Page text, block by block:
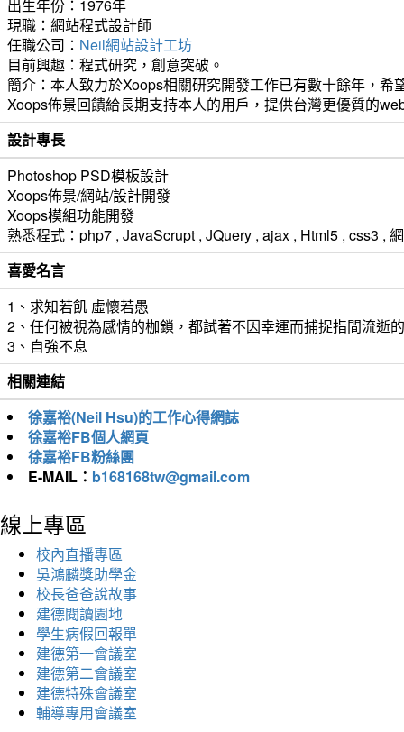
出生年份：1976年
現職：網站程式設計師
任職公司： Neil網站設計工坊
目前興趣：程式研究，創意突破。
簡介：本人致力於Xoops相關研究開發工作已有數十餘年，
Xoops佈景回饋給長期支持本人的用戶，提供台灣更優質的
設計專長
Photoshop PSD模板設計
Xoops佈景/網站/設計開發
Xoops模組功能開發
熟悉程式：php7 , JavaScrupt , JQuery , ajax , Html5 , css3 ,
喜愛名言
1、求知若飢 虛懷若愚
2、任何被視為感情的枷鎖，都試著不因幸運而捕捉指間流逝
3、自強不息
相關連結
徐嘉裕(Neil Hsu)的工作心得網誌
徐嘉裕FB個人網頁
徐嘉裕FB粉絲團
E-MAIL： b168168tw@gmail.com
線上專區
校內直播專區
吳鴻麟獎助學金
校長爸爸說故事
建德閱讀園地
學生病假回報單
建德第一會議室
建德第二會議室
建德特殊會議室
輔導專用會議室